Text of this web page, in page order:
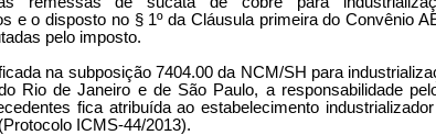
e o disposto no § 1º da Cláusula primeira do Convênio
pelo imposto.
na subposição 7404.00 da NCM/SH para
Rio de Janeiro e de São Paulo, a responsabilidade
fica atribuída ao estabelecimento
ICMS-44/2013).